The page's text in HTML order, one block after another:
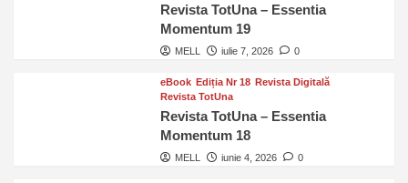
Revista TotUna – Essentia
Momentum 19
MELL iulie 7, 2026 0
eBook Ediția Nr 18 Revista Digitală
Revista TotUna
Revista TotUna – Essentia
Momentum 18
MELL iunie 4, 2026 0